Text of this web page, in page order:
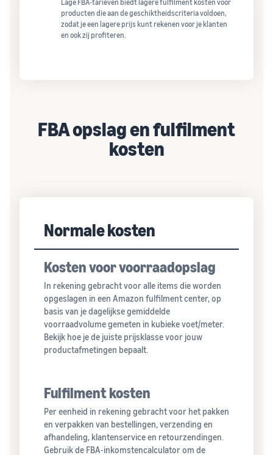
Lage FBA-tarieven biedt lagere fulfilment kosten voor
producten die aan de geschiktheidscriteria voldoen,
zodat je een lagere prijs kunt rekenen voor je klanten
en ook zij profiteren.
FBA opslag en fulfilment
kosten
Normale kosten
Kosten voor voorraadopslag
In rekening gebracht voor alle items die worden
opgeslagen in een Amazon fulfilment center, op
basis van je dagelijkse gemiddelde
voorraadvolume gemeten in kubieke voet/meter.
Bekijk hoe je de juiste prijsklasse voor jouw
productafmetingen bepaalt.
Fulfilment kosten
Per eenheid in rekening gebracht voor het pakken
en verpakken van bestellingen, verzending en
afhandeling, klantenservice en retourzendingen.
Gebruik de FBA-inkomstencalculatorom de